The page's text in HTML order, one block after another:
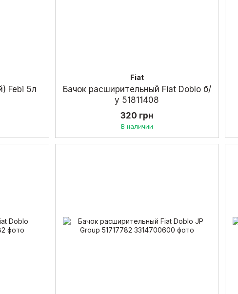
Febi 5л
Fiat
Бачок расширительный Fiat Doblo б/
у 51811408
320 грн
В наличии